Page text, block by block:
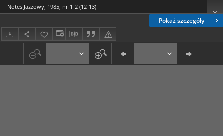
Pokaż szczegóły
Notes Jazzowy, 1985, nr 1-2 (12-13)